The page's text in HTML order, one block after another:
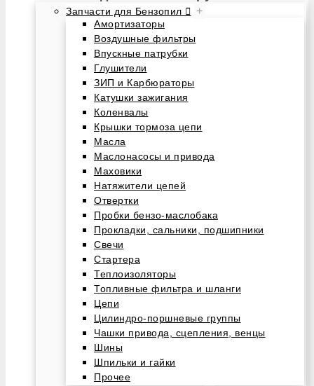
Запчасти для Бензопил +
Амортизаторы
Воздушные фильтры
Впускные патрубки
Глушители
ЗИП и Карбюраторы
Катушки зажигания
Коленвалы
Крышки тормоза цепи
Масла
Маслонасосы и привода
Маховики
Натяжители цепей
Отвертки
Пробки бензо-маслобака
Прокладки, сальники, подшипники
Свечи
Стартера
Теплоизоляторы
Топливные фильтра и шланги
Цепи
Цилиндро-поршневые группы
Чашки привода, сцепления, венцы
Шины
Шпильки и гайки
Прочее